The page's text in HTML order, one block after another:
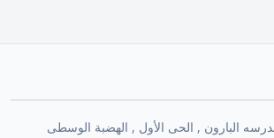
مدرسه البارون , الحى الأول , الهضبة الوسطى